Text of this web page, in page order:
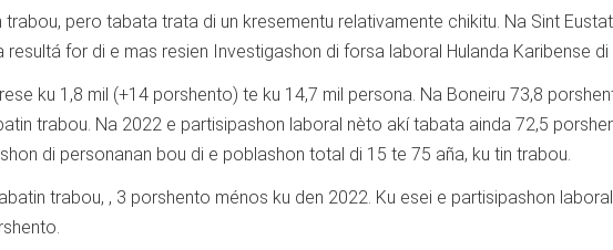
pero tabata trata di un kresementu relativamente chikitu. Na Sint
for di e mas resien Investigashon di forsa laboral Hulanda Karibense di
ku 1,8 mil (+14 porshento) te ku 14,7 mil persona. Na Boneiru 73,8
trabou. Na 2022 e partisipashon laboral nèto akí tabata ainda 72,5
di personanan bou di e poblashon total di 15 te 75 aña, ku tin trabou.
trabou, , 3 porshento ménos ku den 2022. Ku esei e partisipashon